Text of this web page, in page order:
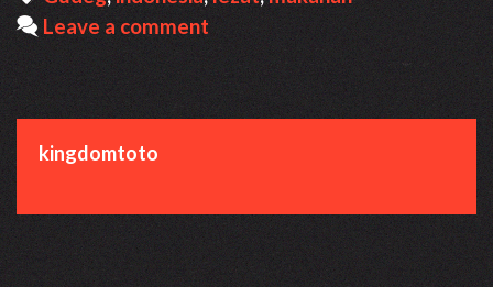
Cita
Rasa
Khas
Yogyakarta
Leave a comment
kingdomtoto